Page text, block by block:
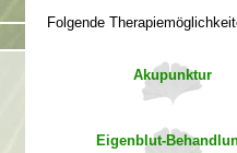
Folgende
Akupunktur
Eigenblut-